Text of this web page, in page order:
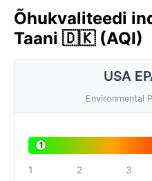
Õhukvaliteedi
Taani 🇩🇰 (AQI)
USA
Environmental
1
1 2 3